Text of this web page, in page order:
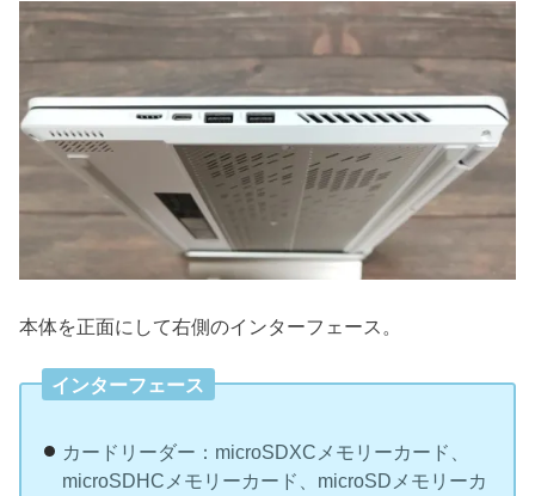
本体を正面にして右側のインターフェース。
インターフェース
カードリーダー：microSDXCメモリーカード、
microSDHCメモリーカード、microSDメモリーカ